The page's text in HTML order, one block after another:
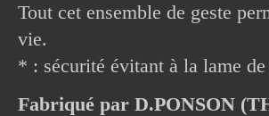
Tout cet ensemble de geste
vie.
* : sécurité évitant à la lame
Fabriqué par D.PONSON